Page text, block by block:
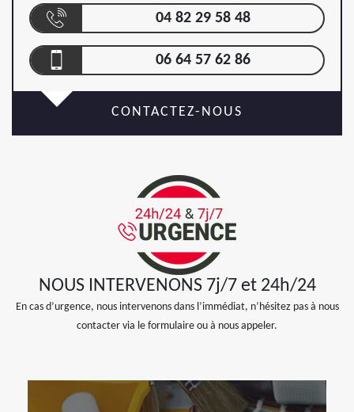
04 82 29 58 48
06 64 57 62 86
CONTACTEZ-NOUS
NOUS INTERVENONS 7j/7 et 24h/24
En cas d’urgence, nous intervenons dans l’immédiat, n’hésitez pas à nous
contacter via le formulaire ou à nous appeler.